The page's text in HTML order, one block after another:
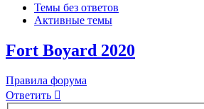
Темы без ответов
Активные темы
Fort Boyard 2020
Правила форума
Ответить